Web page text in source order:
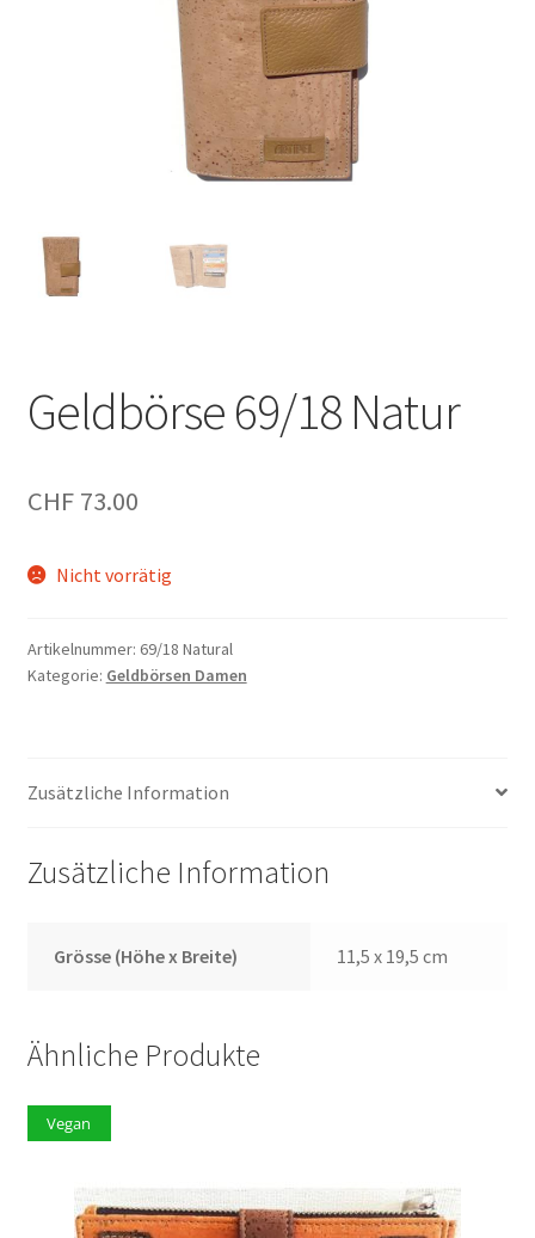
Geldbörse 69/18 Natur
CHF73.00
Nicht vorrätig
Artikelnummer: 69/18 Natural
Kategorie: Geldbörsen Damen
Zusätzliche Information
Zusätzliche Information
Grösse (Höhe x Breite) 11,5 x 19,5 cm
Ähnliche Produkte
Vegan